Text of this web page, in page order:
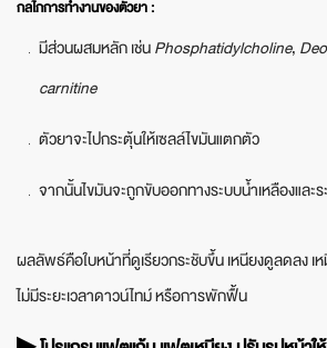
กลไกการทำงานของตัวยา :
มีส่วนผสมหลัก เช่น Phosphatidylcholine,
carnitine
ตัวยาจะไปกระตุ้นให้เซลล์ไขมันแตกตัว
จากนั้นไขมันจะถูกขับออกทางระบบน้ำเหลืองและ
ผลลัพธ์คือใบหน้าที่ดูเรียวกระชับขึ้น เหนียงดูลดลง เ
ไม่มีระยะเวลาดาวน์ไทม์ หรือการพักฟื้น